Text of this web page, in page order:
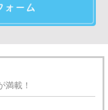
満載！